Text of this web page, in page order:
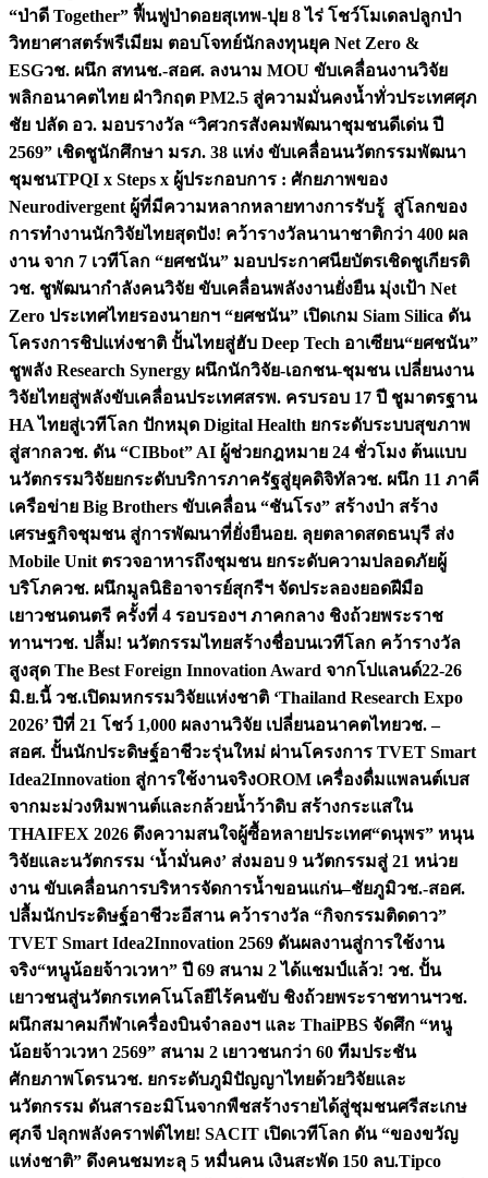
“ป่าดี Together” ฟื้นฟูป่าดอยสุเทพ-ปุย 8 ไร่ โชว์โมเดลปลูกป่า
วิทยาศาสตร์พรีเมียม ตอบโจทย์นักลงทุนยุค Net Zero &
ESGวช. ผนึก สทนช.-สอศ. ลงนาม MOU ขับเคลื่อนงานวิจัย
พลิกอนาคตไทย ฝ่าวิกฤต PM2.5 สู่ความมั่นคงน้ำทั่วประเทศศุภ
ชัย ปลัด อว. มอบรางวัล “วิศวกรสังคมพัฒนาชุมชนดีเด่น ปี
2569” เชิดชูนักศึกษา มรภ. 38 แห่ง ขับเคลื่อนนวัตกรรมพัฒนา
ชุมชนTPQI x Steps x ผู้ประกอบการ : ศักยภาพของ
Neurodivergent ผู้ที่มีความหลากหลายทางการรับรู้ สู่โลกของ
การทำงานนักวิจัยไทยสุดปัง! คว้ารางวัลนานาชาติกว่า 400 ผล
งาน จาก 7 เวทีโลก “ยศชนัน” มอบประกาศนียบัตรเชิดชูเกียรติ
วช. ชูพัฒนากำลังคนวิจัย ขับเคลื่อนพลังงานยั่งยืน มุ่งเป้า Net
Zero ประเทศไทยรองนายกฯ “ยศชนัน” เปิดเกม Siam Silica ดัน
โครงการชิปแห่งชาติ ปั้นไทยสู่ฮับ Deep Tech อาเซียน“ยศชนัน”
ชูพลัง Research Synergy ผนึกนักวิจัย-เอกชน-ชุมชน เปลี่ยนงาน
วิจัยไทยสู่พลังขับเคลื่อนประเทศสรพ. ครบรอบ 17 ปี ชูมาตรฐาน
HA ไทยสู่เวทีโลก ปักหมุด Digital Health ยกระดับระบบสุขภาพ
สู่สากลวช. ดัน “CIBbot” AI ผู้ช่วยกฎหมาย 24 ชั่วโมง ต้นแบบ
นวัตกรรมวิจัยยกระดับบริการภาครัฐสู่ยุคดิจิทัลวช. ผนึก 11 ภาคี
เครือข่าย Big Brothers ขับเคลื่อน “ชันโรง” สร้างป่า สร้าง
เศรษฐกิจชุมชน สู่การพัฒนาที่ยั่งยืนอย. ลุยตลาดสดธนบุรี ส่ง
Mobile Unit ตรวจอาหารถึงชุมชน ยกระดับความปลอดภัยผู้
บริโภควช. ผนึกมูลนิธิอาจารย์สุกรีฯ จัดประลองยอดฝีมือ
เยาวชนดนตรี ครั้งที่ 4 รอบรองฯ ภาคกลาง ชิงถ้วยพระราช
ทานฯวช. ปลื้ม! นวัตกรรมไทยสร้างชื่อบนเวทีโลก คว้ารางวัล
สูงสุด The Best Foreign Innovation Award จากโปแลนด์22-26
มิ.ย.นี้ วช.เปิดมหกรรมวิจัยแห่งชาติ ‘Thailand Research Expo
2026’ ปีที่ 21 โชว์ 1,000 ผลงานวิจัย เปลี่ยนอนาคตไทยวช. –
สอศ. ปั้นนักประดิษฐ์อาชีวะรุ่นใหม่ ผ่านโครงการ TVET Smart
Idea2Innovation สู่การใช้งานจริงOROM เครื่องดื่มแพลนต์เบส
จากมะม่วงหิมพานต์และกล้วยน้ำว้าดิบ สร้างกระแสใน
THAIFEX 2026 ดึงความสนใจผู้ซื้อหลายประเทศ“ดนุพร” หนุน
วิจัยและนวัตกรรม ‘น้ำมั่นคง’ ส่งมอบ 9 นวัตกรรมสู่ 21 หน่วย
งาน ขับเคลื่อนการบริหารจัดการน้ำขอนแก่น–ชัยภูมิวช.-สอศ.
ปลื้มนักประดิษฐ์อาชีวะอีสาน คว้ารางวัล “กิจกรรมติดดาว”
TVET Smart Idea2Innovation 2569 ดันผลงานสู่การใช้งาน
จริง“หนูน้อยจ้าวเวหา” ปี 69 สนาม 2 ได้แชมป์แล้ว! วช. ปั้น
เยาวชนสู่นวัตกรเทคโนโลยีไร้คนขับ ชิงถ้วยพระราชทานฯวช.
ผนึกสมาคมกีฬาเครื่องบินจำลองฯ และ ThaiPBS จัดศึก “หนู
น้อยจ้าวเวหา 2569” สนาม 2 เยาวชนกว่า 60 ทีมประชัน
ศักยภาพโดรนวช. ยกระดับภูมิปัญญาไทยด้วยวิจัยและ
นวัตกรรม ดันสารอะมิโนจากพืชสร้างรายได้สู่ชุมชนศรีสะเกษ
ศุภจี ปลุกพลังคราฟต์ไทย! SACIT เปิดเวทีโลก ดัน “ของขวัญ
แห่งชาติ” ดึงคนชมทะลุ 5 หมื่นคน เงินสะพัด 150 ลบ.Tipco